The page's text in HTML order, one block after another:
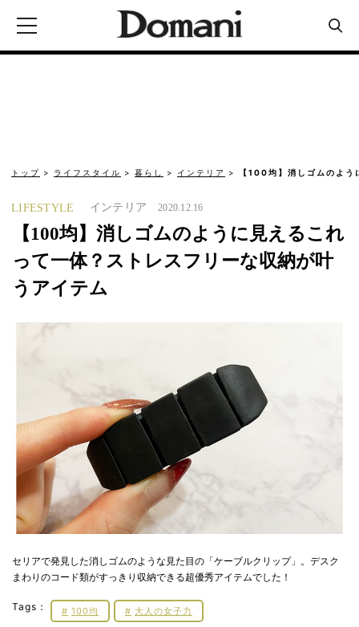
トップ ライフスタイル 暮らし インテリア 【100均】消しゴムのよ
LIFESTYLE インテリア 2020.12.16
【100均】消しゴムのように見えるこれ
って一体？ストレスフリーな収納が叶
うアイテム
セリアで発見した消しゴムのような見た目の「ケーブルクリップ」。デスク
まわりのコード類がすっきり収納できる超優秀アイテムでした！
Tags： 100均 大人の女子力